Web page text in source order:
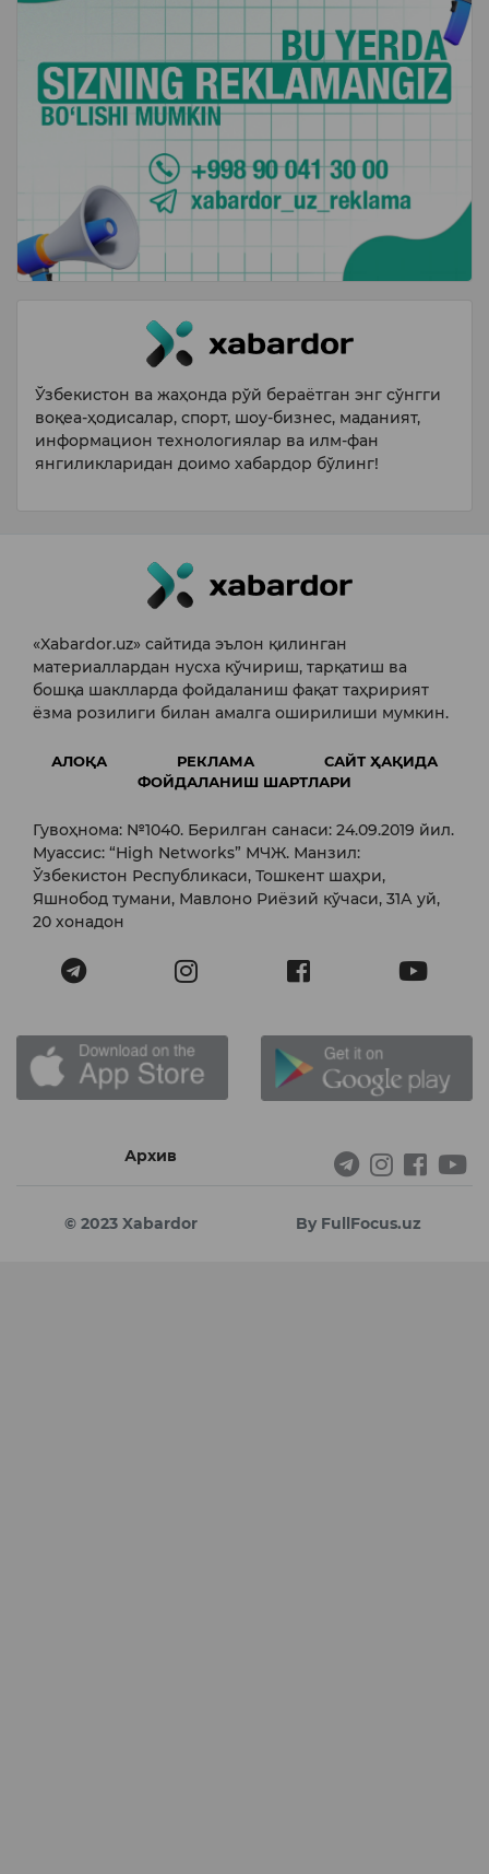
Ўзбекистон ва жаҳонда рўй бераётган энг сўнгги
воқеа-ҳодисалар, спорт, шоу-бизнес, маданият,
информацион технологиялар ва илм-фан
янгиликларидан доимо хабардор бўлинг!
«Xabardor.uz» сайтида эълон қилинган
материаллардан нусха кўчириш, тарқатиш ва
бошқа шаклларда фойдаланиш фақат таҳририят
ёзма розилиги билан амалга оширилиши мумкин.
АЛОҚА РЕКЛАМА
САЙТ ҲАҚИДА
ФОЙДАЛАНИШ ШАРТЛАРИ
Гувоҳнома: №1040. Берилган санаси: 24.09.2019 йил.
Муассис: “High Networks” МЧЖ. Манзил:
Ўзбекистон Республикаси, Тошкент шаҳри,
Яшнобод тумани, Мавлоно Риёзий кўчаси, 31А уй,
20 хонадон
Архив
© 2023 Xabardor By FullFocus.uz